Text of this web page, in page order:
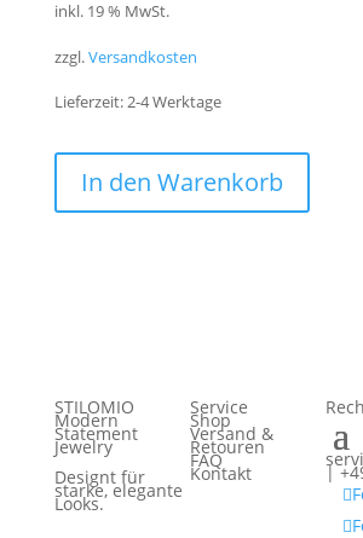
59,00 €39,00 €.
inkl. 19 % MwSt.
zzgl.Versandkosten
Lieferzeit:2-4 Werktage
In den Warenkorb
STILOMIO
Modern
Statement
Jewelry
Designt für
starke, elegante
Looks.
Service
Shop
Versand &
Retouren
FAQ
Kontakt
|